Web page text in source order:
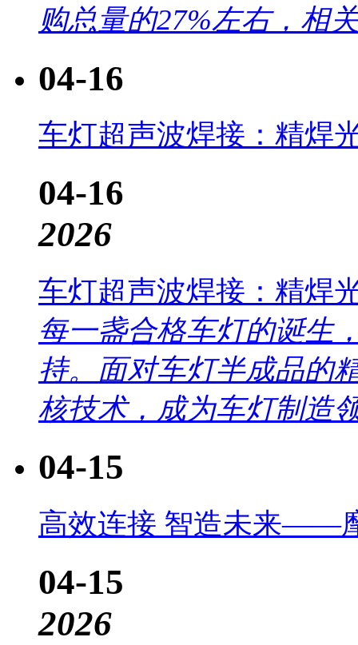
购总量的27%左右，相
04-16
车灯超声波焊接：精焊
04-16
2026
车灯超声波焊接：精焊
每一盏合格车灯的诞生
持。面对车灯半成品的
核技术，成为车灯制造
04-15
高效连接 智造未来——
04-15
2026